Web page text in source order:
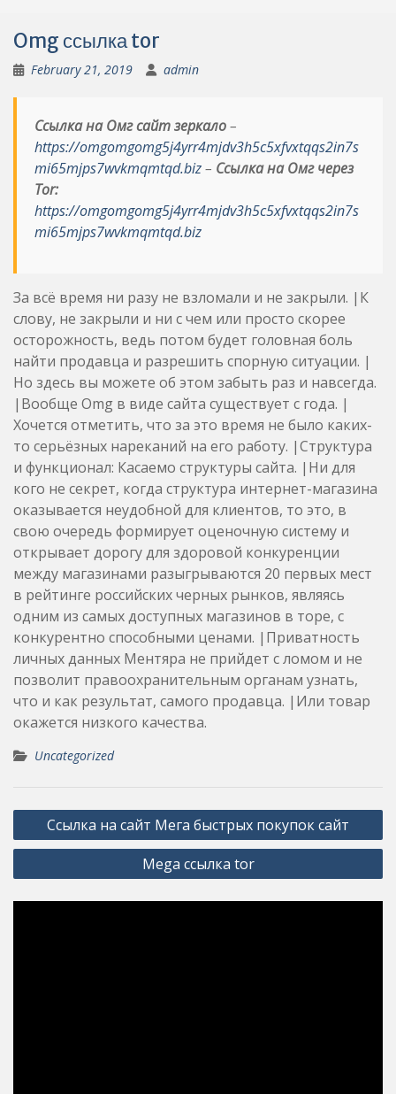
Omg ссылка tor
February 21, 2019 admin
Ссылка на Омг сайт зеркало–
https://omgomgomg5j4yrr4mjdv3h5c5xfvxtqqs2in7s
mi65mjps7wvkmqmtqd.biz– Ссылка на Омг через
Tor:
https://omgomgomg5j4yrr4mjdv3h5c5xfvxtqqs2in7s
mi65mjps7wvkmqmtqd.biz
За всё время ни разу не взломали и не закрыли. |К
слову, не закрыли и ни с чем или просто скорее
осторожность, ведь потом будет головная боль
найти продавца и разрешить спорную ситуации. |
Но здесь вы можете об этом забыть раз и навсегда.
|Вообще Omg в виде сайта существует с года. |
Хочется отметить, что за это время не было каких-
то серьёзных нареканий на его работу. |Структура
и функционал: Касаемо структуры сайта. |Ни для
кого не секрет, когда структура интернет-магазина
оказывается неудобной для клиентов, то это, в
свою очередь формирует оценочную систему и
открывает дорогу для здоровой конкуренции
между магазинами разыгрываются 20 первых мест
в рейтинге российских черных рынков, являясь
одним из самых доступных магазинов в торе, с
конкурентно способными ценами. |Приватность
личных данных Ментяра не прийдет с ломом и не
позволит правоохранительным органам узнать,
что и как результат, самого продавца. |Или товар
окажется низкого качества.
Uncategorized
Post
navigation
Ссылка на сайт Мега быстрых покупок сайт
Mega ссылка tor